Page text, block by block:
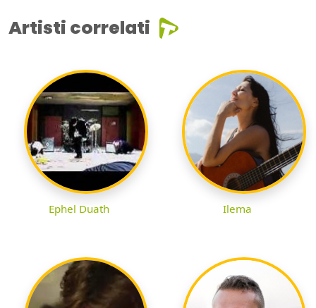
Artisti correlati
Ephel Duath Ilema